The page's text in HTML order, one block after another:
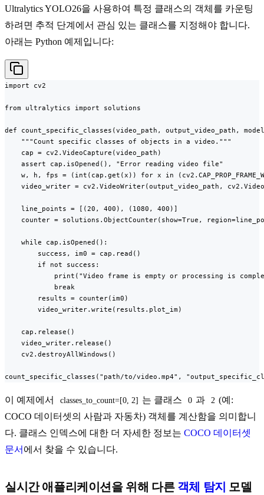
Ultralytics YOLO26을 사용하여 특정 클래스의 객체를 카운팅
하려면 추적 단계에서 관심 있는 클래스를 지정해야 합니다.
아래는 Python 예제입니다:
import cv2
from ultralytics import solutions
def count_specific_classes(video_path, output_video_path,
    """Count specific classes of objects in a video."""
    cap = cv2.VideoCapture(video_path)
    assert cap.isOpened(), "Error reading video file"
w, h, fps = (int(cap.get(x)) for x in
video_writer = cv2.VideoWriter(output_video_path,
    line_points = [(20, 400), (1080, 400)]
counter = solutions.ObjectCounter(show=True,
    while cap.isOpened():
        success, im0 = cap.read()
        if not success:
print("Video frame is empty or processing is
            break
        results = counter(im0)
        video_writer.write(results.plot_im)
    cap.release()
    video_writer.release()
    cv2.destroyAllWindows()
count_specific_classes("path/to/video.mp4",
이 예제에서 classes_to_count=[0, 2] 는 클래스 0 과 2 (예:
COCO 데이터셋의 사람과 자동차) 객체를 계산함을 의미합니
다. 클래스 인덱스에 대한 더 자세한 정보는 COCO 데이터셋
문서 에서 찾을 수 있습니다.
실시간 애플리케이션을 위해 다른 객체 탐지 모델